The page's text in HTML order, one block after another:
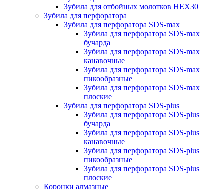
Зубила для отбойных молотков HEX30
Зубила для перфоратора
Зубила для перфоратора SDS-max
Зубила для перфоратора SDS-max
бучарда
Зубила для перфоратора SDS-max
канавочные
Зубила для перфоратора SDS-max
пикообразные
Зубила для перфоратора SDS-max
плоские
Зубила для перфоратора SDS-plus
Зубила для перфоратора SDS-plus
бучарда
Зубила для перфоратора SDS-plus
канавочные
Зубила для перфоратора SDS-plus
пикообразные
Зубила для перфоратора SDS-plus
плоские
Коронки алмазные